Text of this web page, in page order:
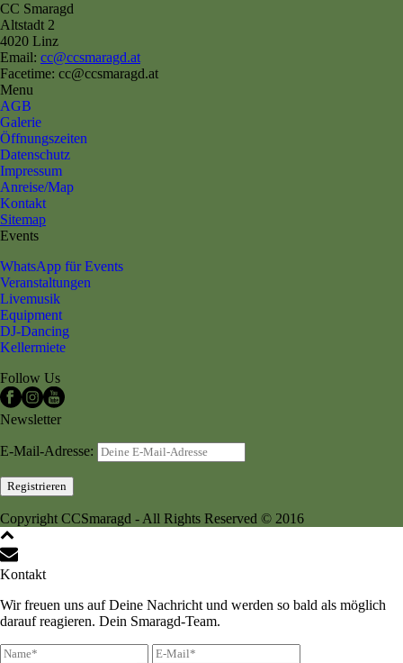
CC Smaragd
Altstadt 2
4020 Linz
Email: cc@ccsmaragd.at
Facetime: cc@ccsmaragd.at
Menu
AGB
Galerie
Öffnungszeiten
Datenschutz
Impressum
Anreise/Map
Kontakt
Sitemap
Events
WhatsApp für Events
Veranstaltungen
Livemusik
Equipment
DJ-Dancing
Kellermiete
Follow Us
Newsletter
E-Mail-Adresse:
Copyright CCSmaragd - All Rights Reserved © 2016
Kontakt
Wir freuen uns auf Deine Nachricht und werden so bald als möglich
darauf reagieren. Dein Smaragd-Team.